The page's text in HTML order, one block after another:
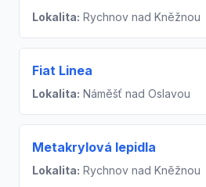
Lokalita: Rychnov nad Kněžnou
Fiat Linea
Lokalita: Náměšť nad Oslavou
Metakrylová lepidla
Lokalita: Rychnov nad Kněžnou